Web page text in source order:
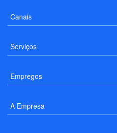
Canais
Serviços
Empregos
A Empresa